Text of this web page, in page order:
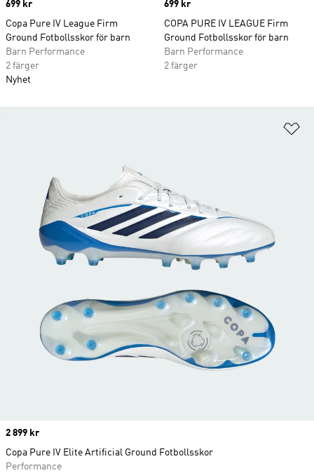
Price
699 kr
Copa Pure IV League Firm
Ground Fotbollsskor för barn
Barn Performance
2 färger
Nyhet
Price
699 kr
COPA PURE IV LEAGUE Firm
Ground Fotbollsskor för barn
Barn Performance
2 färger
Price
2 899 kr
Copa Pure IV Elite Artificial Ground Fotbollsskor
Performance